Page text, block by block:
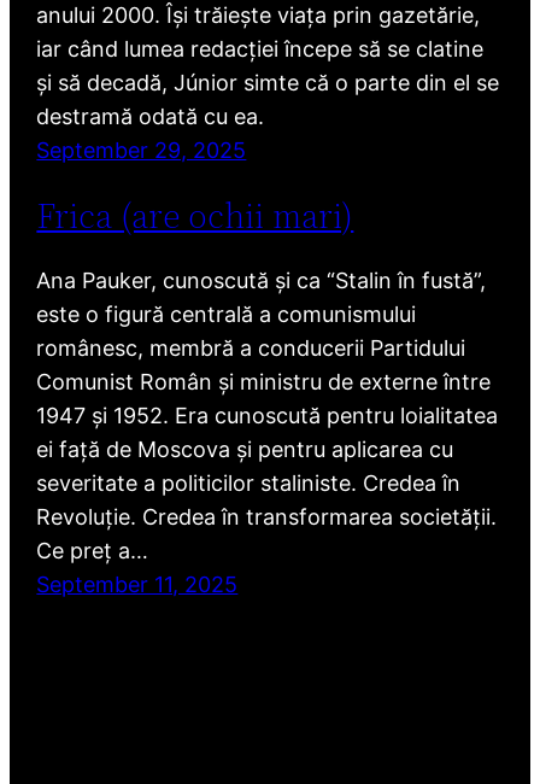
anului 2000. Își trăiește viața prin gazetărie,
iar când lumea redacției începe să se clatine
și să decadă, Júnior simte că o parte din el se
destramă odată cu ea.
September 29, 2025
Frica (are ochii mari)
Ana Pauker, cunoscută și ca “Stalin în fustă”,
este o figură centrală a comunismului
românesc, membră a conducerii Partidului
Comunist Român și ministru de externe între
1947 și 1952. Era cunoscută pentru loialitatea
ei față de Moscova și pentru aplicarea cu
severitate a politicilor staliniste. Credea în
Revoluție. Credea în transformarea societății.
Ce preț a…
September 11, 2025